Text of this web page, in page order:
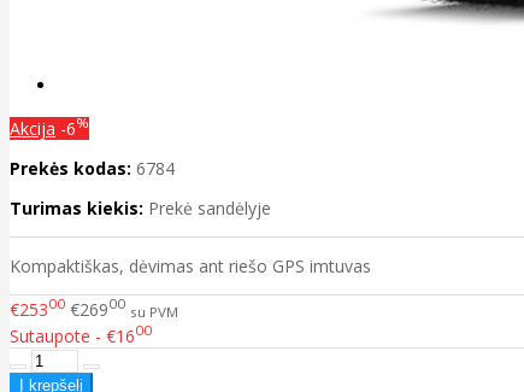
Akcija -6%
Prekės kodas: 6784
Turimas kiekis: Prekė sandėlyje
Kompaktiškas, dėvimas ant riešo GPS imtuvas
€25300 €26900 su PVM
Sutaupote - €1600